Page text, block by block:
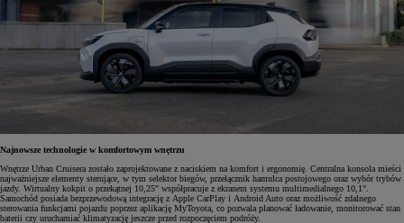
Najnowsze technologie w komfortowym wnętrzu
Wnętrze Urban Cruisera zostało zaprojektowane z naciskiem na komfort i ergonomię. Centralna konsola mieści
najważniejsze elementy sterujące, w tym selektor biegów, przełącznik hamulca postojowego oraz wybór trybów
jazdy. Wirtualny kokpit o przekątnej 10,25" współpracuje z ekranem systemu multimedialnego 10,1".
Samochód posiada bezprzewodową integrację z Apple CarPlay i Android Auto oraz możliwość zdalnego
sterowania funkcjami pojazdu poprzez aplikację MyToyota, co pozwala planować ładowanie, monitorować stan
baterii czy uruchamiać klimatyzację jeszcze przed rozpoczęciem podróży.